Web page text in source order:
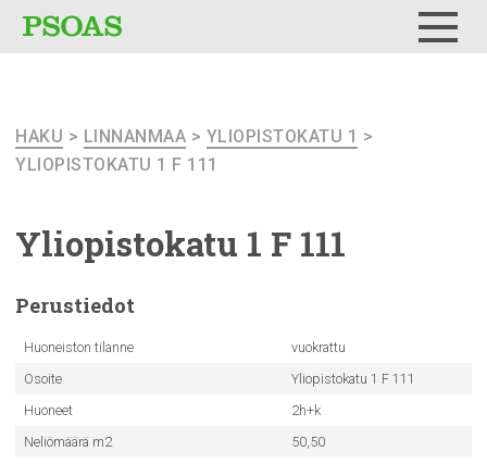
HAKU > LINNANMAA > YLIOPISTOKATU 1 >
YLIOPISTOKATU 1 F 111
Yliopistokatu 1 F 111
Perustiedot
Huoneiston tilanne
vuokrattu
Osoite
Yliopistokatu 1 F 111
Huoneet
2h+k
Neliömäärä m2
50,50